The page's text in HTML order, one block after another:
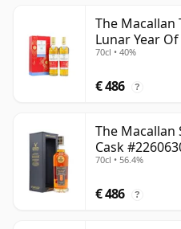
The Macallan
Lunar Year
oud
70cl • 40%
€ 486 ?
The Macallan
Cask
70cl • 56.4%
€ 486 ?